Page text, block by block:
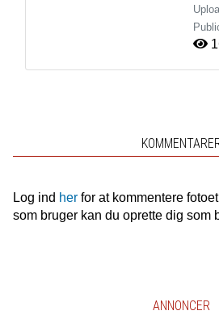
Log ind herfor at kommentere
som bruger kan du oprette dig som
ANNONCER